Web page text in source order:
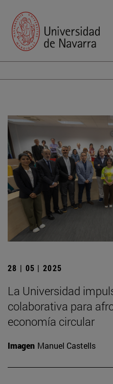
28 | 05 | 2025
La Universidad
colaborativa para
economía circular
Imagen Manuel Castells